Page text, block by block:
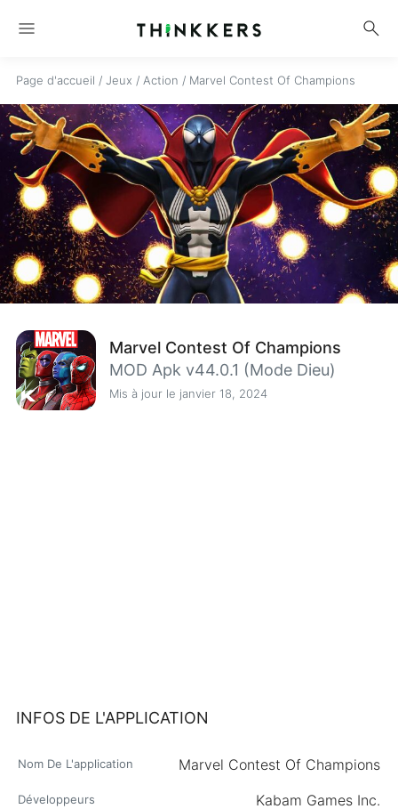
menu search
Page d'accueil / Jeux / Action / Marvel Contest Of Champions
Marvel Contest Of Champions
MOD Apk v44.0.1 (Mode Dieu)
Mis à jour le janvier 18, 2024
INFOS DE L'APPLICATION
Nom De L'application Marvel Contest Of Champions
Développeurs Kabam Games Inc.